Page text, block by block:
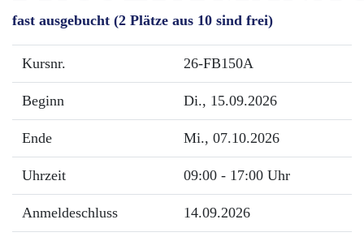
fast ausgebucht (2 Plätze aus 10 sind frei)
Kursnr. 26-FB150A
Beginn Di., 15.09.2026
Ende Mi., 07.10.2026
Uhrzeit 09:00 - 17:00 Uhr
Anmeldeschluss 14.09.2026